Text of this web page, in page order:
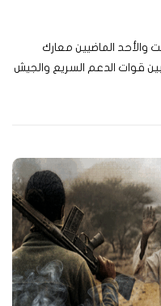
يومي السبت والأحد الماضيين معارك
قوات الدعم السريع والجيش